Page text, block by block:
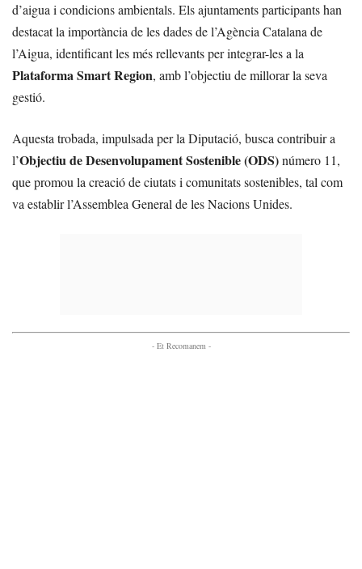
d’aigua i condicions ambientals. Els ajuntaments participants han
destacat la importància de les dades de l’Agència Catalana de
l’Aigua, identificant les més rellevants per integrar-les a la
Plataforma Smart Region, amb l’objectiu de millorar la seva
gestió.
Aquesta trobada, impulsada per la Diputació, busca contribuir a
l’Objectiu de Desenvolupament Sostenible (ODS)número 11,
que promou la creació de ciutats i comunitats sostenibles, tal com
va establir l’Assemblea General de les Nacions Unides.
- Et Recomanem -